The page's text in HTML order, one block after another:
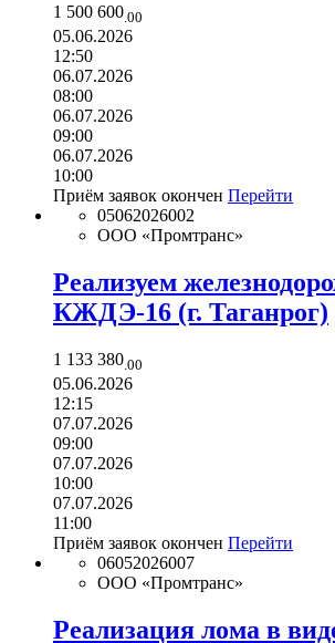
1 500 600 .00
05.06.2026
12:50
06.07.2026
08:00
06.07.2026
09:00
06.07.2026
10:00
Приём заявок окончен Перейти
05062026002
ООО «Промтранс»
Реализуем
КЖДЭ-16 (г. Таганрог)
1 133 380 .00
05.06.2026
12:15
07.07.2026
09:00
07.07.2026
10:00
07.07.2026
11:00
Приём заявок окончен Перейти
06052026007
ООО «Промтранс»
Реализация лома в